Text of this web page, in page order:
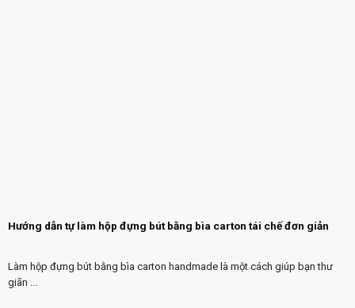
Hướng dẫn tự làm hộp đựng bút bằng bìa carton tái chế đơn giản
Làm hộp đựng bút bằng bìa carton handmade là một cách giúp bạn thư
giãn ...